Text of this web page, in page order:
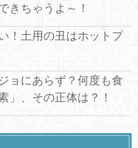
きちゃうよ～！
！土用の丑はホットプ
ョにあらず？何度も食
」、その正体は？！